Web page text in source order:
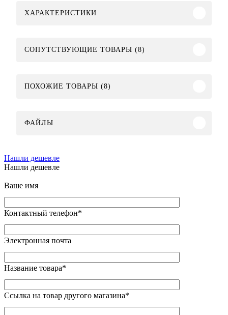
ХАРАКТЕРИСТИКИ
СОПУТСТВУЮЩИЕ ТОВАРЫ (8)
ПОХОЖИЕ ТОВАРЫ (8)
ФАЙЛЫ
Нашли дешевле
Нашли дешевле
Ваше имя
Контактный телефон*
Электронная почта
Название товара*
Ссылка на товар другого магазина*